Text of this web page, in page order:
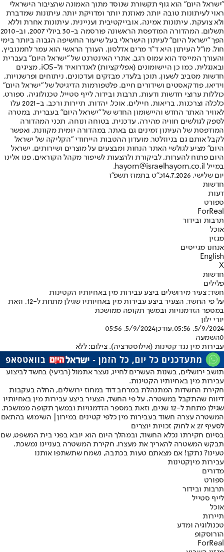
"ישראל היום" הוא גוף תקשורת שנוסד מתוך האמונה שהציבור הישראלי
ראוי לעיתונות טובה יותר, מאוזנת יותר ומדויקת יותר. עיתונות שמדברת
ולא צועקת. עיתונות אמינה, אובייקטיבית ועניינית. עיתונות אחרת וללא
תשלום. המהדורה המודפסת הראשונה פורסמה ב-30 ביולי 2007, וב-2010
הפך "ישראל היום" לעיתון הישראלי בעל שיעור החשיפה הגבוה ביותר בימי
חול. מו"ל העיתון היא ד"ר מרים אדלסון. העורך הראשי הוא עמר לחמנוביץ,
והעורך המייסד הוא עמוס רגב. אתרי האינטרנט של "ישראל היום" בעברית
ובאנגלית, כמו כן היישומונים (אפליקציות) לאנדרואיד ול-iOS, מציגים
חדשות מסביב לשעון, תוכן בלעדי, מבזקים ועדכונים, ניתוחים ופרשנויות,
וידיאו, פודקאסטים ושידורים חיים. פלטפורמות הדיגיטל של "ישראל היום"
כוללות ערוצי חדשות ודעות, תרבות ובידור, לייף סטייל, טכנולוגיה, ספורט,
כלכלה וצרכנות, בריאות, חיילים, אוכל, יהדות, תיירות ורכב. ב-2021 עלו
לאוויר האתר החדש והיישומון החדש של "ישראל היום" בעברית, במטרה
לספק לגולשים חוויה מהירה, עדכנית, בטוחה ונוחה. תכני המהדורה
המודפסת של העיתון זמינים גם באתר, במהדורה יומית מקוונת, ואפשר
לקבל אותם גם בניוזלטר. מועדון ההטבות הייחודי "הקליקה של ישראל
היום" מציע לגולשי האתר הנחות ומבצעים על מוצרים ושירותים. ישראל
היום פתוח להערות, לביקורת ולהצעות לשיפור מקהל הקוראים. פנו אלינו
במייל hayom@israelhayom.co.il.
יום שלישי, 14.7.2026
כ"ט בתמוז תשפ"ו
חדשות
דעות
ספורט
ForReal
תרבות ובידור
אוכל
מגזין
אנחנו מגייסים
English
X
חדשות
פלילים
חשד: צעיר מירושלים ביצע עבירות מין באחיותיו הקטינות
על פי החשד, הצעיר ביצע עבירות מין באחיותיו שגילן מתחת ל-12, וזאת
במספר הזדמנויות ובמשך תקופה ממושכת
יורי ילון
5/9/2024, 05:56
,עודכן5/9/2024, 05:56
0השמעה
עבירות מין נגד קטינות (אילוסטרציה). צילום: ללא
תושב ירושלים, בשנות העשרים לחייו, נעצר אתמול (רביעי) בחשד לביצוע
עבירות מין באחיותיו הקטינות.
חקירת החשדות המתנהלת במרחב דוד במחוז ירושלים, החלה בעקבות
דיווח שהתקבל במשטרה. על פי החשד, הצעיר ביצע עבירות מין באחיותיו
שגילן מתחת ל-12 שנים, וזאת במספר הזדמנויות ובמשך תקופה ממושכת.
המשטרה עצרה חשוד בעבירות מין כלפי קטינים במירון| השימוש בהתאם
לסעיף 27 א לחוק זכויות יוצרים
בסיום חקירתו נכלא החשוד, ובמהלך היום הוא יובא בפני בית המשפט, שם
תבקש המשטרה להאריך את מעצרו. חקירת המשטרה בעניינו נמשכת.
טעינו? נתקן! אם מצאתם טעות בכתבה, נשמח שתשתפו אותנו
עבירות מיןקטינות
מדורים
ספורט
תרבות ובידור
לייף סטייל
אוכל
תיירות
טכנולוגיה ומדע
הורוסקופ
ForReal